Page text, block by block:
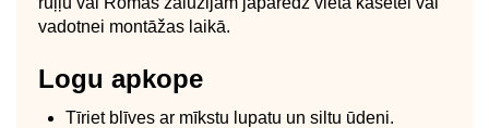
vadotnei montāžas laikā.
Logu apkope
Tīriet blīves ar mīkstu lupatu un siltu ūdeni.